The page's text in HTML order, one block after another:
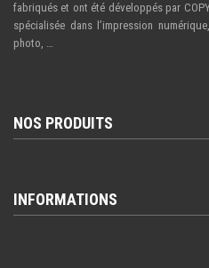
fabriqués et ont été développés par
spécialisée dans l’impression
photo, …
NOS PRODUITS
INFORMATIONS